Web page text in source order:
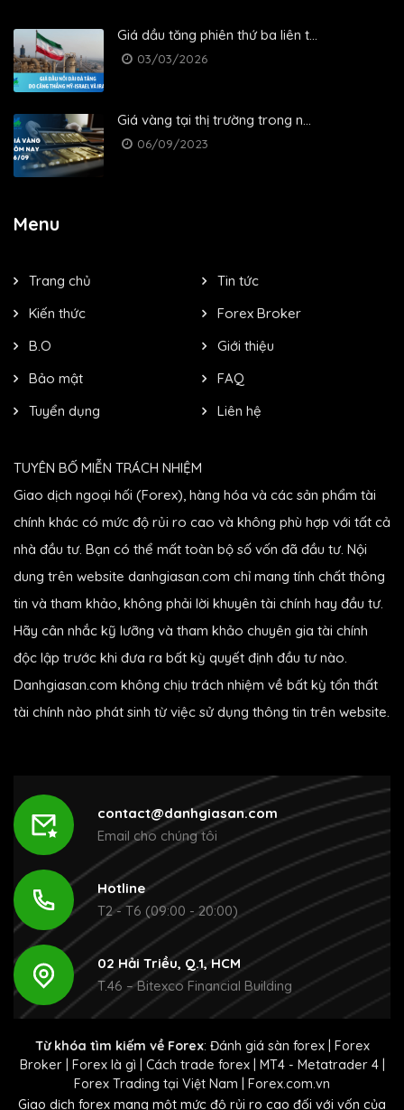
Giá dầu tăng phiên thứ ba liên t...
03/03/2026
Giá vàng tại thị trường trong n...
06/09/2023
Menu
Trang chủ
Tin tức
Kiến thức
Forex Broker
B.O
Giới thiệu
Bảo mật
FAQ
Tuyển dụng
Liên hệ
TUYÊN BỐ MIỄN TRÁCH NHIỆM
Giao dịch ngoại hối (Forex), hàng hóa và các sản phẩm tài
chính khác có mức độ rủi ro cao và không phù hợp với tất cả
nhà đầu tư. Bạn có thể mất toàn bộ số vốn đã đầu tư. Nội
dung trên website danhgiasan.com chỉ mang tính chất thông
tin và tham khảo, không phải lời khuyên tài chính hay đầu tư.
Hãy cân nhắc kỹ lưỡng và tham khảo chuyên gia tài chính
độc lập trước khi đưa ra bất kỳ quyết định đầu tư nào.
Danhgiasan.com không chịu trách nhiệm về bất kỳ tổn thất
tài chính nào phát sinh từ việc sử dụng thông tin trên website.
contact@danhgiasan.com
Email cho chúng tôi
Hotline
T2 - T6 (09:00 - 20:00)
02 Hải Triều, Q.1, HCM
T.46 – Bitexco Financial Building
Từ khóa tìm kiếm về Forex: Đánh giá sàn forex| Forex
Broker| Forex là gì Cách trade forex| MT4 - Metatrader 4|
Forex Trading tại Việt Nam
Forex.com.vn
Giao dịch forex mang một mức độ rủi ro cao đối với vốn của